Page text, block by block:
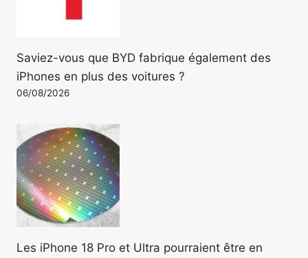
Saviez-vous que BYD fabrique également des
iPhones en plus des voitures ?
06/08/2026
Les iPhone 18 Pro et Ultra pourraient être en